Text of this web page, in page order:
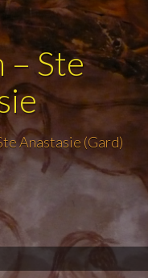
– Ste
Anastasie (Gard)